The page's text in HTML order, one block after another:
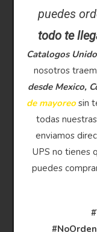
puedes
todo te
Catalogos
nosotros
desde Mexico,
de mayoreosin
todas
enviamos
UPS no tienes
puedes